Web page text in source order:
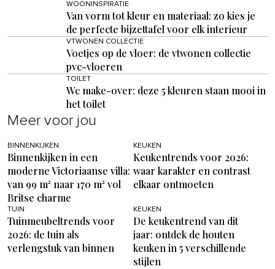
WOONINSPIRATIE
Van vorm tot kleur en materiaal: zo kies je
de perfecte bijzettafel voor elk interieur
VTWONEN COLLECTIE
Voetjes op de vloer: de vtwonen collectie
pvc-vloeren
TOILET
Wc make-over: deze 5 kleuren staan mooi in
het toilet
Meer voor jou
BINNENKIJKEN
Binnenkijken in een
moderne Victoriaanse villa:
van 99 m² naar 170 m² vol
Britse charme
KEUKEN
Keukentrends voor 2026:
waar karakter en contrast
elkaar ontmoeten
TUIN
Tuinmeubeltrends voor
2026: de tuin als
verlengstuk van binnen
KEUKEN
De keukentrend van dit
jaar: ontdek de houten
keuken in 5 verschillende
stijlen